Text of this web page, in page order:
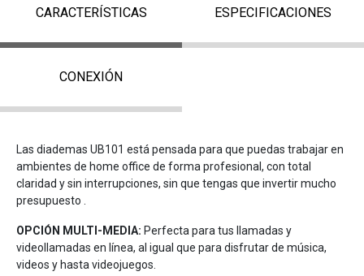
CARACTERÍSTICAS ESPECIFICACIONES
CONEXIÓN
Las diademas UB101 está pensada para que puedas trabajar en
ambientes de home office de forma profesional, con total
claridad y sin interrupciones, sin que tengas que invertir mucho
presupuesto .
OPCIÓN MULTI-MEDIA: Perfecta para tus llamadas y
videollamadas en línea, al igual que para disfrutar de música,
videos y hasta videojuegos.